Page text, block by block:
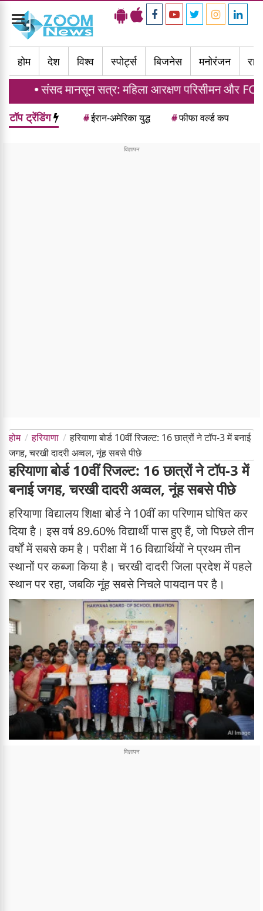
Toggle
navigation
होम
देश विश्व स्पोर्ट्स बिजनेस मनोरंजन
संसद मानसून सत्र: महिला आरक्षण परिसीमन और FCRA बिल
टॉप ट्रेंडिंग #ईरान-अमेरिका युद्ध #फीफा वर्ल्ड कप
होम हरियाणा
हरियाणा बोर्ड 10वीं रिजल्ट: 16 छात्रों ने टॉप-3 में बनाई
जगह, चरखी दादरी अव्वल, नूंह सबसे पीछे
हरियाणा बोर्ड 10वीं रिजल्ट: 16 छात्रों ने टॉप-3 में
बनाई जगह, चरखी दादरी अव्वल, नूंह सबसे पीछे
हरियाणा विद्यालय शिक्षा बोर्ड ने 10वीं का परिणाम घोषित कर
दिया है। इस वर्ष 89.60% विद्यार्थी पास हुए हैं, जो पिछले तीन
वर्षों में सबसे कम है। परीक्षा में 16 विद्यार्थियों ने प्रथम तीन
स्थानों पर कब्जा किया है। चरखी दादरी जिला प्रदेश में पहले
स्थान पर रहा, जबकि नूंह सबसे निचले पायदान पर है।